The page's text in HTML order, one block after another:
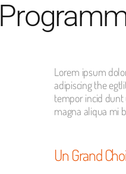
Lorem ipsum
adipiscing the
tempor incid
magna aliqua mi
Un Grand